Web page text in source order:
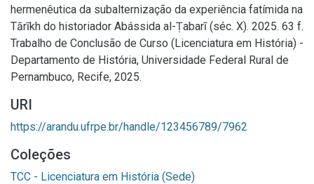
hermenêutica da subalternização da experiência fatímida na
Tārīkh do historiador Abássida al-Ṭabarī (séc. X). 2025. 63 f.
Trabalho de Conclusão de Curso (Licenciatura em História) -
Departamento de História, Universidade Federal Rural de
Pernambuco, Recife, 2025.
URI
https://arandu.ufrpe.br/handle/123456789/7962
Coleções
TCC - Licenciatura em História (Sede)